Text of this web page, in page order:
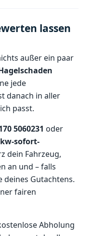
lassen
außer ein paar
jede
danach in aller
passt.
5060231 oder
sofort-
dein Fahrzeug,
an und – falls
deines Gutachtens.
fairen
Abholung